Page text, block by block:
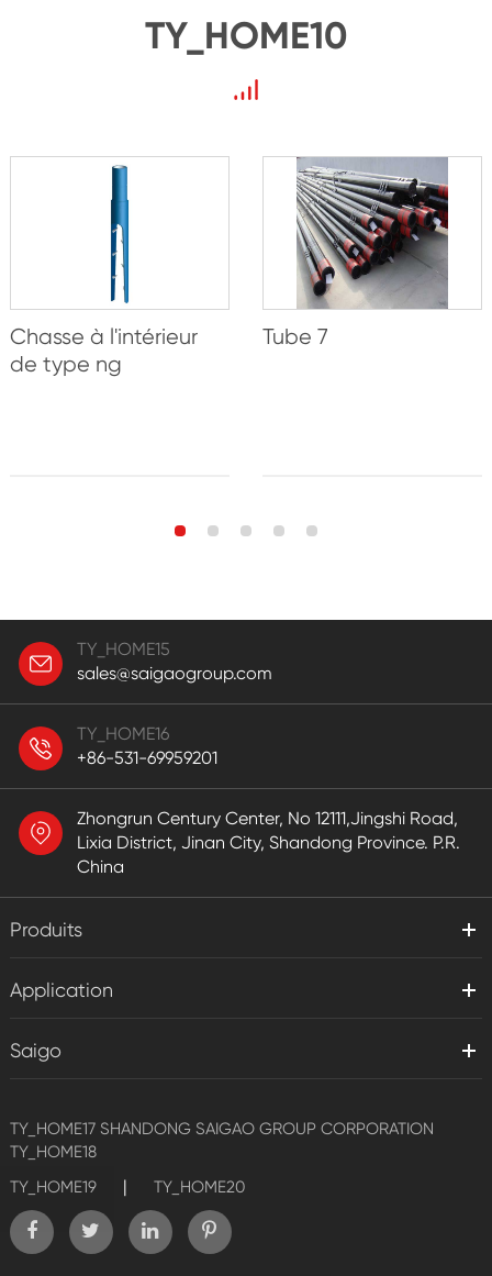
TY_HOME10
Chasse à l'intérieur
de type ng
Tube 7
TY_HOME15
sales@saigaogroup.com
TY_HOME16
+86-531-69959201
Zhongrun Century Center, No 12111,Jingshi Road,
Lixia District, Jinan City, Shandong Province. P.R.
China
Produits
Application
Saigo
TY_HOME17 SHANDONG SAIGAO GROUP CORPORATION
TY_HOME18
TY_HOME19
| TY_HOME20